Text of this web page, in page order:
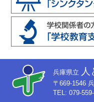
兵庫県立
〒669-1546
TEL: 079-